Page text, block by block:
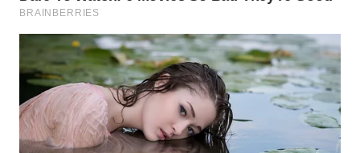
TRAVEL
WAHANA
TV
WAHANANEWS
ID